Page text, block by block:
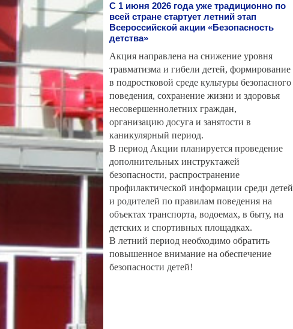
С 1 июня 2026 года уже традиционно по
всей стране стартует летний этап
Всероссийской акции «Безопасность
детства»
️Акция направлена на снижение уровня
травматизма и гибели детей, формирование
в подростковой среде культуры безопасного
поведения, сохранение жизни и здоровья
несовершеннолетних граждан,
организацию досуга и занятости в
каникулярный период.
В период Акции планируется проведение
дополнительных инструктажей
безопасности, распространение
профилактической информации среди детей
и родителей по правилам поведения на
объектах транспорта, водоемах, в быту, на
детских и спортивных площадках.
В летний период необходимо обратить
повышенное внимание на обеспечение
безопасности детей!